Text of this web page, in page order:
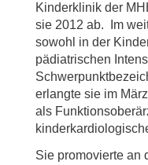
Kinderklinik der
sie 2012 ab. Im
sowohl in der
pädiatrischen
erlangte sie im
als
Sie promovierte an